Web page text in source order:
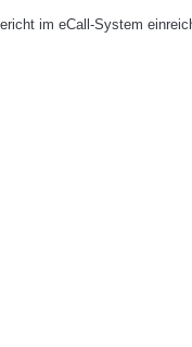
im eCall-System